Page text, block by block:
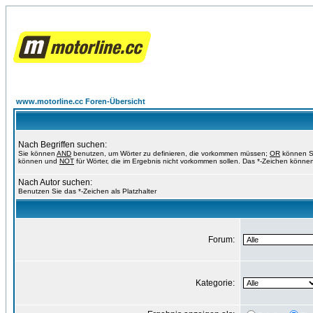
www.motorline.cc Foren-Übersicht
Nach Begriffen suchen:
Sie können AND benutzen, um Wörter zu definieren, die vorkommen müssen; OR können
können und NOT für Wörter, die im Ergebnis nicht vorkommen sollen. Das *-Zeichen
Nach Autor suchen:
Benutzen Sie das *-Zeichen als Platzhalter
Forum:
Kategorie: